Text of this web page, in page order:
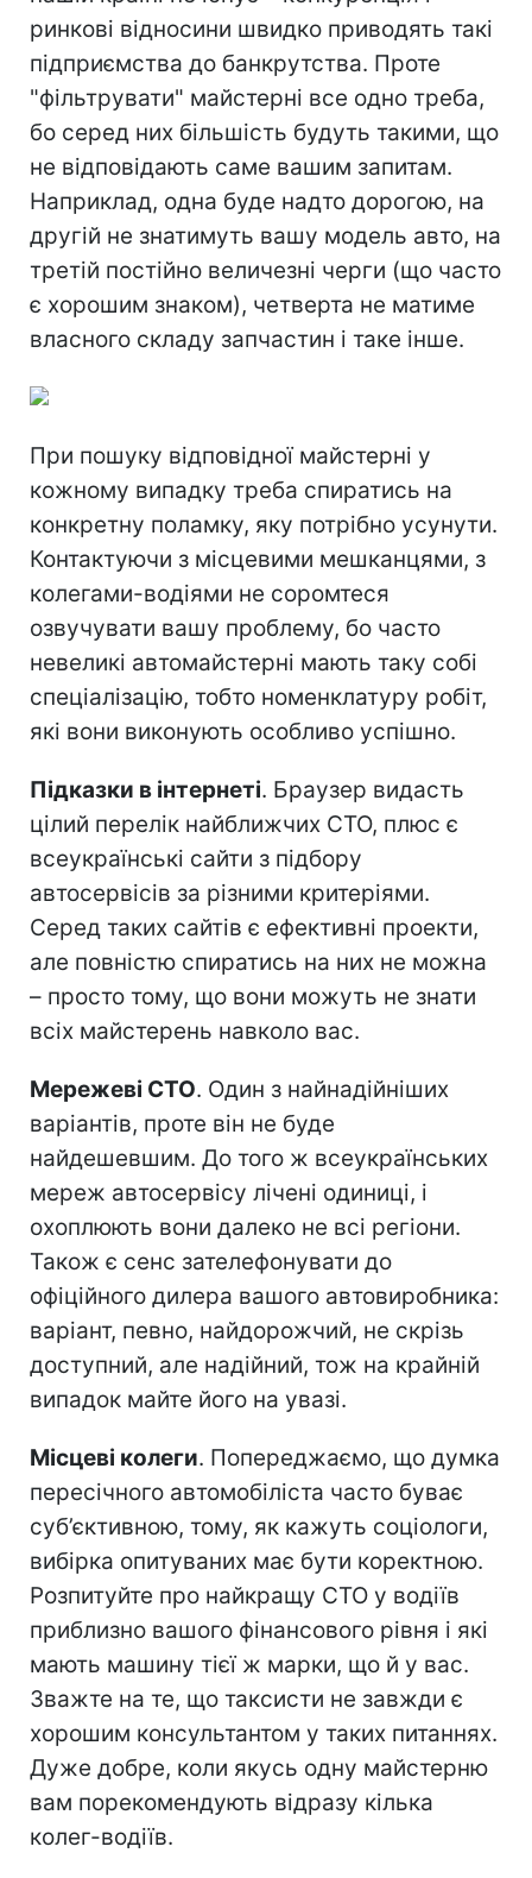
ринкові відносини швидко приводять такі
підприємства до банкрутства. Проте
"фільтрувати" майстерні все одно треба,
бо серед них більшість будуть такими, що
не відповідають саме вашим запитам.
Наприклад, одна буде надто дорогою, на
другій не знатимуть вашу модель авто, на
третій постійно величезні черги (що часто
є хорошим знаком), четверта не матиме
власного складу запчастин і таке інше.
При пошуку відповідної майстерні у
кожному випадку треба спиратись на
конкретну поламку, яку потрібно усунути.
Контактуючи з місцевими мешканцями, з
колегами-водіями не соромтеся
озвучувати вашу проблему, бо часто
невеликі автомайстерні мають таку собі
спеціалізацію, тобто номенклатуру робіт,
які вони виконують особливо успішно.
Підказки в інтернеті. Браузер видасть
цілий перелік найближчих СТО, плюс є
всеукраїнські сайти з підбору
автосервісів за різними критеріями.
Серед таких сайтів є ефективні проекти,
але повністю спиратись на них не можна
– просто тому, що вони можуть не знати
всіх майстерень навколо вас.
Мережеві СТО. Один з найнадійніших
варіантів, проте він не буде
найдешевшим. До того ж всеукраїнських
мереж автосервісу лічені одиниці, і
охоплюють вони далеко не всі регіони.
Також є сенс зателефонувати до
офіційного дилера вашого автовиробника:
варіант, певно, найдорожчий, не скрізь
доступний, але надійний, тож на крайній
випадок майте його на увазі.
Місцеві колеги. Попереджаємо, що думка
пересічного автомобіліста часто буває
суб’єктивною, тому, як кажуть соціологи,
вибірка опитуваних має бути коректною.
Розпитуйте про найкращу СТО у водіїв
приблизно вашого фінансового рівня і які
мають машину тієї ж марки, що й у вас.
Зважте на те, що таксисти не завжди є
хорошим консультантом у таких питаннях.
Дуже добре, коли якусь одну майстерню
вам порекомендують відразу кілька
колег-водіїв.